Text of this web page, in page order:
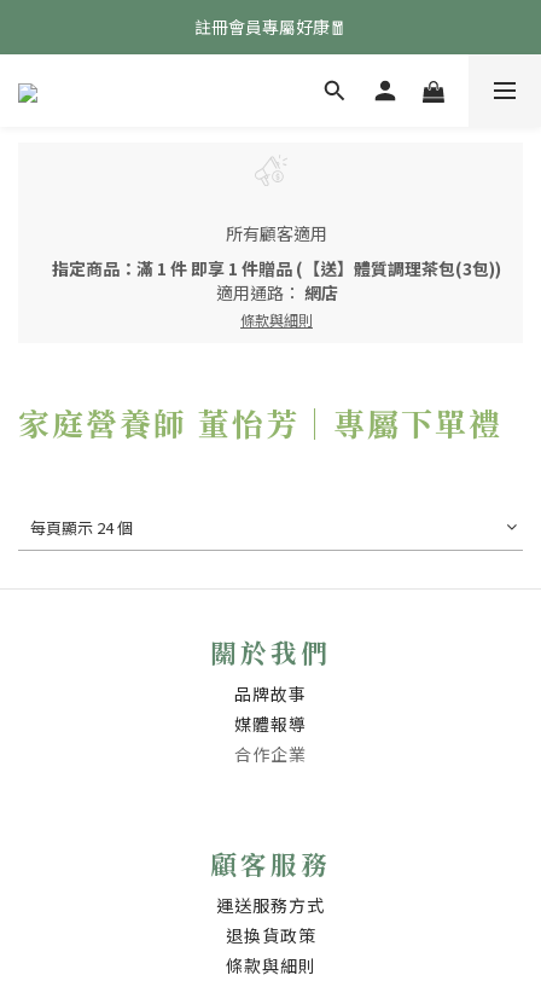
免費領取『均衡養生飲』點擊領取👉
註冊會員專屬好康🧧
免費領取『均衡養生飲』點擊領取👉
所有顧客適用
指定商品：滿 1 件 即享 1 件贈品 (【送】體質調理茶包(3包))
適用通路： 網店
條款與細則
家庭營養師 董怡芳｜專屬下單禮
每頁顯示 24 個
關於我們
品牌故事
媒體報導
合作企業
顧客服務
運送服務方式
退換貨政策
條款與細則